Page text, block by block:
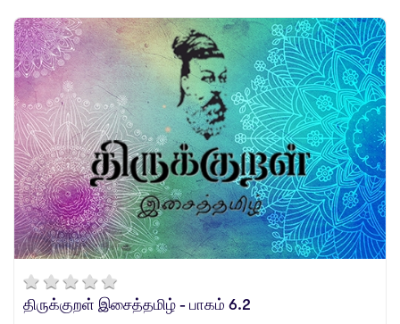
திருக்குறள் இசைத்தமிழ் - பாகம் 6.2